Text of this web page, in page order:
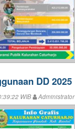
DD 2025
WIB Administrator